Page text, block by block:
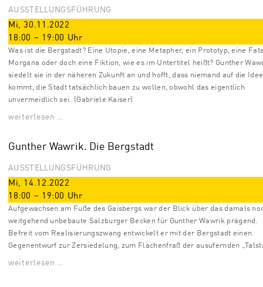
AUSSTELLUNGSFÜHRUNG
Mi, 30.11.2022
18:00 – 19:00 Uhr
Was ist die Bergstadt? Eine Utopie, eine Metapher, ein Prototyp, eine
Morgana oder doch eine Fiktion, wie es im Untertitel heißt? Gunther
siedelt sie in der näheren Zukunft an und hofft, dass niemand auf die Idee
kommt, die Stadt tatsächlich bauen zu wollen, obwohl das eigentlich
unvermeidlich sei. (Gabriele Kaiser)
weiterlesen …
Gunther Wawrik. Die Bergstadt
AUSSTELLUNGSFÜHRUNG
Mi, 14.12.2022
18:00 – 19:00 Uhr
Aufgewachsen am Fuße des Gaisbergs war der Blick über das damals
weitgehend unbebaute Salzburger Becken für Gunther Wawrik prägend.
Befreit vom Realisierungszwang entwickelt er mit der Bergstadt einen
Gegenentwurf zur Zersiedelung, zum Flächenfraß der ausufernden
weiterlesen …